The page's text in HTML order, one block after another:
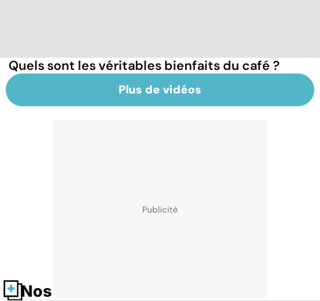
Quels sont les véritables bienfaits du café ?
Plus de vidéos
Nos fiches santé